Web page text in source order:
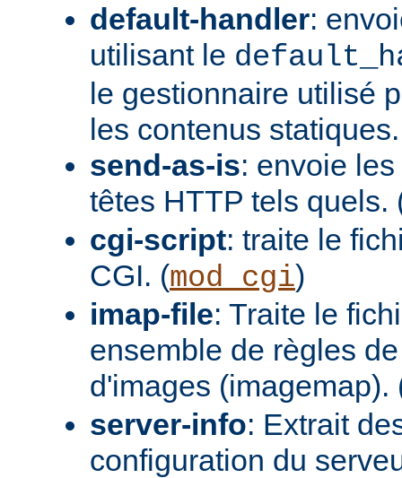
default-handler:
utilisant le
le gestionnaire utilisé
les contenus
send-as-is: envoie
têtes HTTP tels quels.
cgi-script: traite le
CGI. (mod_cgi)
imap-file: Traite le
ensemble de règles
d'images (imagemap).
server-info: Extrait
configuration du